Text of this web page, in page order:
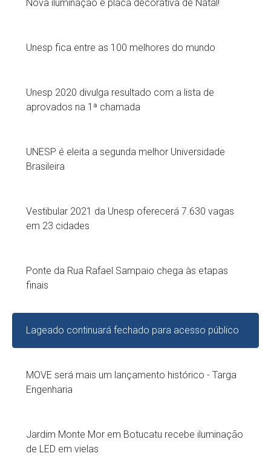
Nova iluminação e placa decorativa de Natal!
Unesp fica entre as 100 melhores do mundo
Unesp 2020 divulga resultado com a lista de
aprovados na 1ª chamada
UNESP é eleita a segunda melhor Universidade
Brasileira
Vestibular 2021 da Unesp oferecerá 7.630 vagas
em 23 cidades
Ponte da Rua Rafael Sampaio chega às etapas
finais
Lageado continuará fechado para acesso público
MOVE será mais um lançamento histórico - Targa
Engenharia
Jardim Monte Mor em Botucatu recebe iluminação
de LED em vielas